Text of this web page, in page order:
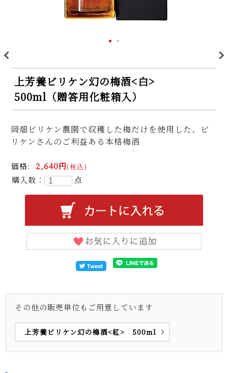
< >
上芳養ビリケン幻の梅酒<白>
500ml（贈答用化粧箱入）
岡畑ビリケン農園で収穫した梅だけを使用した、ビ
リケンさんのご利益ある本格梅酒
価格: 2,640円(税込)
購入数： 点
その他の販売単位もご用意しています
上芳養ビリケン幻の梅酒<紅> 500ml